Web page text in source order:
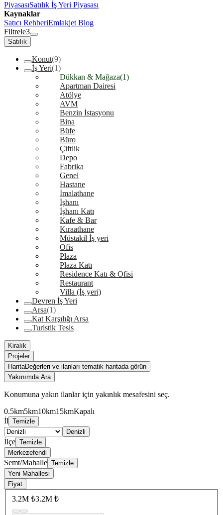
PiyasasıSatılık İş Yeri Piyasası
Kaynaklar
Satıcı RehberiEmlakjet Blog
Filtrele3
Satılık
Konut(9)
İş Yeri(1)
Dükkan & Mağaza(1)
Apartman Dairesi
Atölye
AVM
Benzin İstasyonu
Bina
Büfe
Büro
Çiftlik
Depo
Fabrika
Genel
Hastane
İmalathane
İşhanı
İşhanı Katı
Kafe & Bar
Kıraathane
Müstakil İş yeri
Ofis
Plaza
Plaza Katı
Residence Katı & Ofisi
Restaurant
Villa (İş yeri)
Devren İş Yeri
Arsa(1)
Kat Karşılığı Arsa
Turistik Tesis
Kiralık
Projeler
HaritaDeğerleri ve ilanları tematik haritada görün
Yakınımda Ara
Konumuna yakın ilanlar için yakınlık mesafesini seç.
0.5km5km10km15kmKapalı
İl Temizle
Denizli
İlçe Temizle
Merkezefendi
Semt/Mahalle Temizle
Yeni Mahallesi
Fiyat
3.2M ₺3.2M ₺